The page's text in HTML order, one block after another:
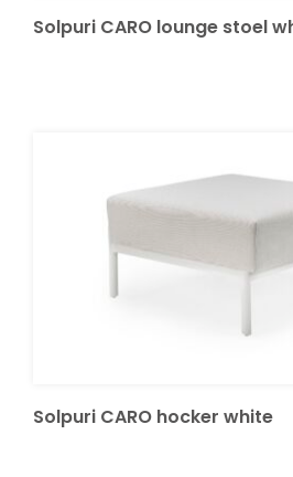
Solpuri CARO lounge stoel
Solpuri CARO hocker white